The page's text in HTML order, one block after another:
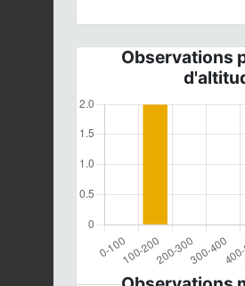
Observations